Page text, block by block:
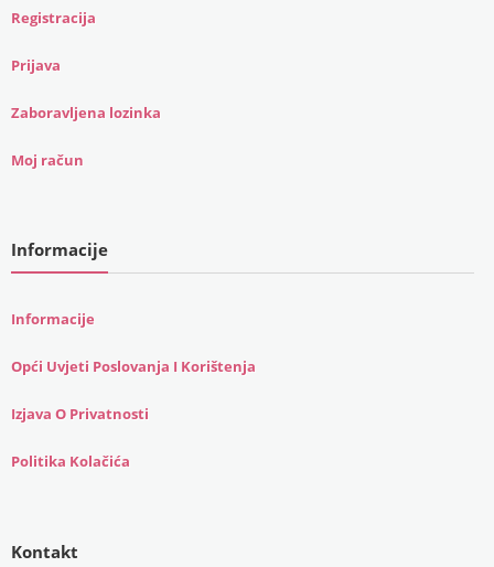
Registracija
Prijava
Zaboravljena lozinka
Moj račun
Informacije
Informacije
Opći Uvjeti Poslovanja I Korištenja
Izjava O Privatnosti
Politika Kolačića
Kontakt